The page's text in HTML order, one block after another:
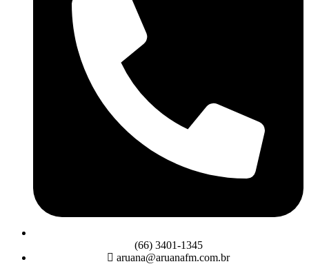
(66) 3401-1345
aruana@aruanafm.com.br